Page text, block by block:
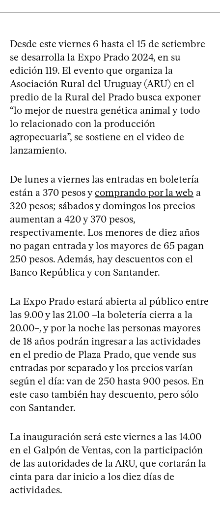
Desde este viernes 6 hasta el 15 de setiembre
se desarrolla la Expo Prado 2024, en su
edición 119. El evento que organiza la
Asociación Rural del Uruguay (ARU) en el
predio de la Rural del Prado busca exponer
“lo mejor de nuestra genética animal y todo
lo relacionado con la producción
agropecuaria”, se sostiene en el video de
lanzamiento.
De lunes a viernes las entradas en boletería
están a 370 pesos ycomprando por la web a
320 pesos; sábados y domingos los precios
aumentan a 420 y 370 pesos,
respectivamente. Los menores de diez años
no pagan entrada y los mayores de 65 pagan
250 pesos. Además, hay descuentos con el
Banco República y con Santander.
La Expo Prado estará abierta al público entre
las 9.00 y las 21.00 –la boletería cierra a la
20.00–, y por la noche las personas mayores
de 18 años podrán ingresar a las actividades
en el predio de Plaza Prado, que vende sus
entradas por separado y los precios varían
según el día: van de 250 hasta 900 pesos. En
este caso también hay descuento, pero sólo
con Santander.
La inauguración será este viernes a las 14.00
en el Galpón de Ventas, con la participación
de las autoridades de la ARU, que cortarán la
cinta para dar inicio a los diez días de
actividades.